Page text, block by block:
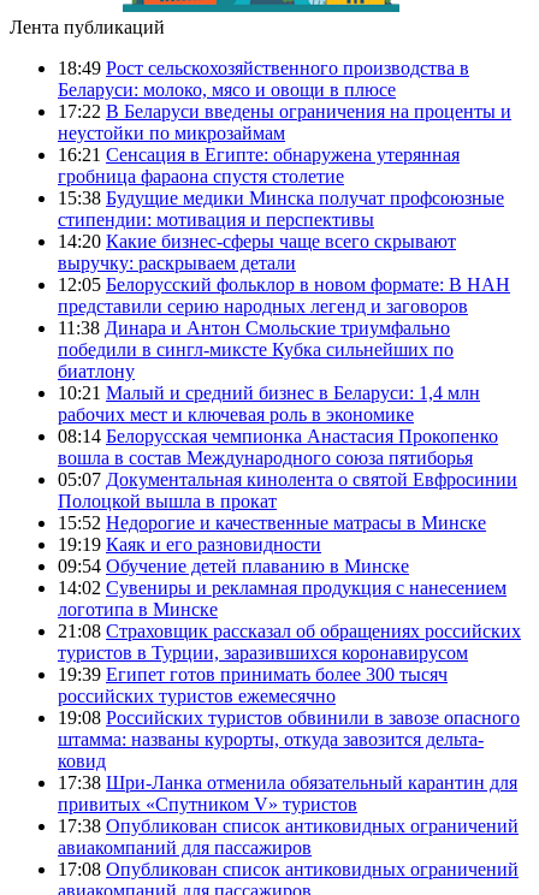
Лента публикаций
18:49 Рост сельскохозяйственного производства в
Беларуси: молоко, мясо и овощи в плюсе
17:22 В Беларуси введены ограничения на проценты и
неустойки по микрозаймам
16:21 Сенсация в Египте: обнаружена утерянная
гробница фараона спустя столетие
15:38 Будущие медики Минска получат профсоюзные
стипендии: мотивация и перспективы
14:20 Какие бизнес-сферы чаще всего скрывают
выручку: раскрываем детали
12:05 Белорусский фольклор в новом формате: В НАН
представили серию народных легенд и заговоров
11:38 Динара и Антон Смольские триумфально
победили в сингл-миксте Кубка сильнейших по
биатлону
10:21 Малый и средний бизнес в Беларуси: 1,4 млн
рабочих мест и ключевая роль в экономике
08:14 Белорусская чемпионка Анастасия Прокопенко
вошла в состав Международного союза пятиборья
05:07 Документальная кинолента о святой Евфросинии
Полоцкой вышла в прокат
15:52 Недорогие и качественные матрасы в Минске
19:19 Каяк и его разновидности
09:54 Обучение детей плаванию в Минске
14:02 Сувениры и рекламная продукция с нанесением
логотипа в Минске
21:08 Страховщик рассказал об обращениях российских
туристов в Турции, заразившихся коронавирусом
19:39 Египет готов принимать более 300 тысяч
российских туристов ежемесячно
19:08 Российских туристов обвинили в завозе опасного
штамма: названы курорты, откуда завозится дельта-
ковид
17:38 Шри-Ланка отменила обязательный карантин для
привитых «Спутником V» туристов
17:38 Опубликован список антиковидных ограничений
авиакомпаний для пассажиров
17:08 Опубликован список антиковидных ограничений
авиакомпаний для пассажиров